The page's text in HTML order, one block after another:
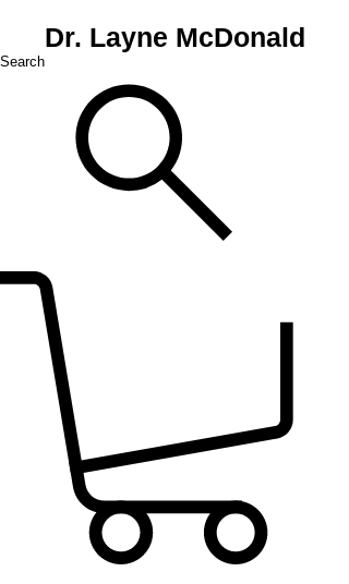
Dr. Layne McDonald
Search